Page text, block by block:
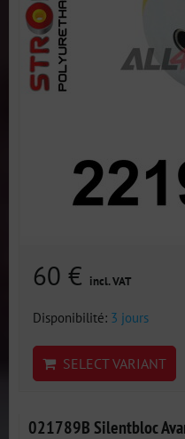
60 € incl. VAT
Disponibilité: 3 jours
SELECT VARIANT
021789B Silentbloc